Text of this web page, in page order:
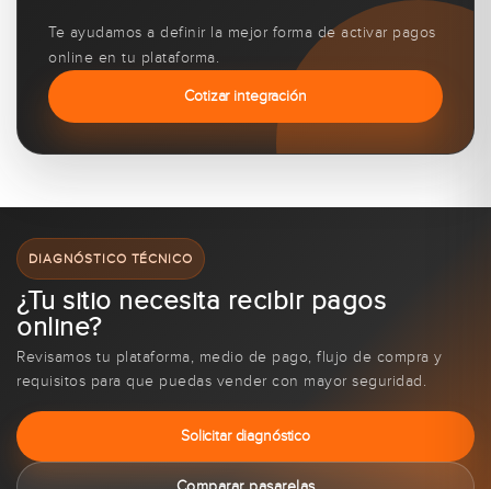
Te ayudamos a definir la mejor forma de activar pagos
online en tu plataforma.
Cotizar integración
DIAGNÓSTICO TÉCNICO
¿Tu sitio necesita recibir pagos
online?
Revisamos tu plataforma, medio de pago, flujo de compra y
requisitos para que puedas vender con mayor seguridad.
Solicitar diagnóstico